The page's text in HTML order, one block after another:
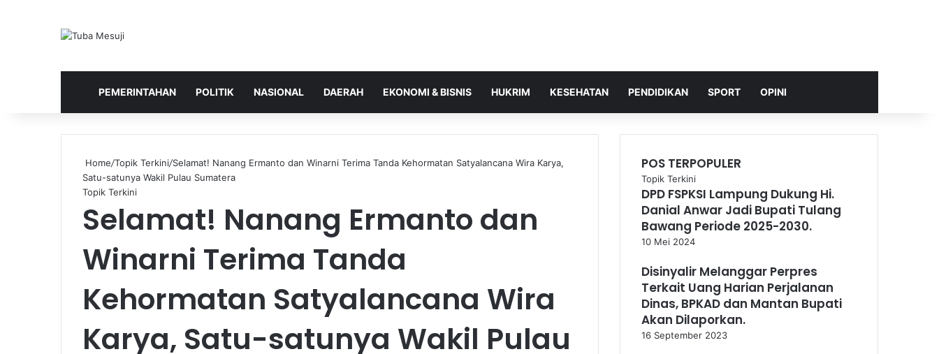
HOMEPEMERINTAHAN POLITIK NASIONAL DAERAH EKONOMI & BISNIS HUKRIM KESEHATAN PENDIDIKAN SPORT OPINI
Home/Topik Terkini/Selamat! Nanang Ermanto dan Winarni Terima Tanda Kehormatan Satyalancana Wira Karya,
Satu-satunya Wakil Pulau Sumatera
Topik Terkini
Selamat! Nanang Ermanto dan
Winarni Terima Tanda
Kehormatan Satyalancana Wira
Karya, Satu-satunya Wakil Pulau
POS TERPOPULER
Topik Terkini
DPD FSPKSI Lampung Dukung Hi.
Danial Anwar Jadi Bupati Tulang
Bawang Periode 2025-2030.
10 Mei 2024
Disinyalir Melanggar Perpres
Terkait Uang Harian Perjalanan
Dinas, BPKAD dan Mantan Bupati
Akan Dilaporkan.
16 September 2023